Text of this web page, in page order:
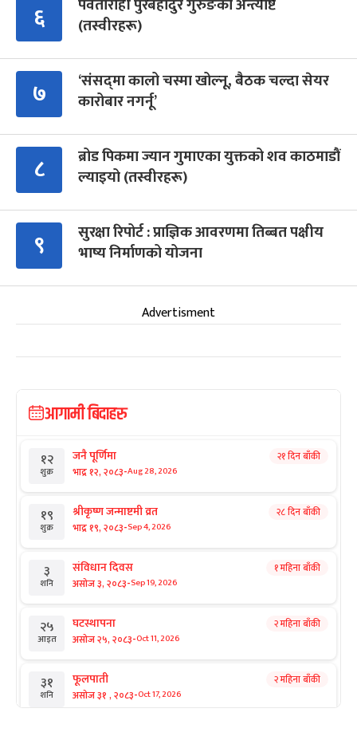
६
पर्वतारोही पुरबहादुर गुरुङको अन्त्येष्टि
(तस्वीरहरू)
७
‘संसद्‍मा कालो चस्मा खोल्नू, बैठक चल्दा सेयर
कारोबार नगर्नू’
८
ब्रोड पिकमा ज्यान गुमाएका युक्तको शव काठमाडौं
ल्याइयो (तस्वीरहरू)
९
सुरक्षा रिपोर्ट : प्राज्ञिक आवरणमा तिब्बत पक्षीय
भाष्य निर्माणको योजना
Advertisment
आगामी बिदाहरु
१२
शुक्र
जनै पूर्णिमा
भाद्र १२, २०८३-Aug 28, 2026
२१ दिन बाँकी
१९
शुक्र
श्रीकृष्ण जन्माष्टमी व्रत
भाद्र १९, २०८३-Sep 4, 2026
२८ दिन बाँकी
३
शनि
संविधान दिवस
असोज ३, २०८३-Sep 19, 2026
१ महिना बाँकी
२५
आइत
घटस्थापना
असोज २५, २०८३-Oct 11, 2026
२ महिना बाँकी
३१
शनि
फूलपाती
असोज ३१ , २०८३-Oct 17, 2026
२ महिना बाँकी